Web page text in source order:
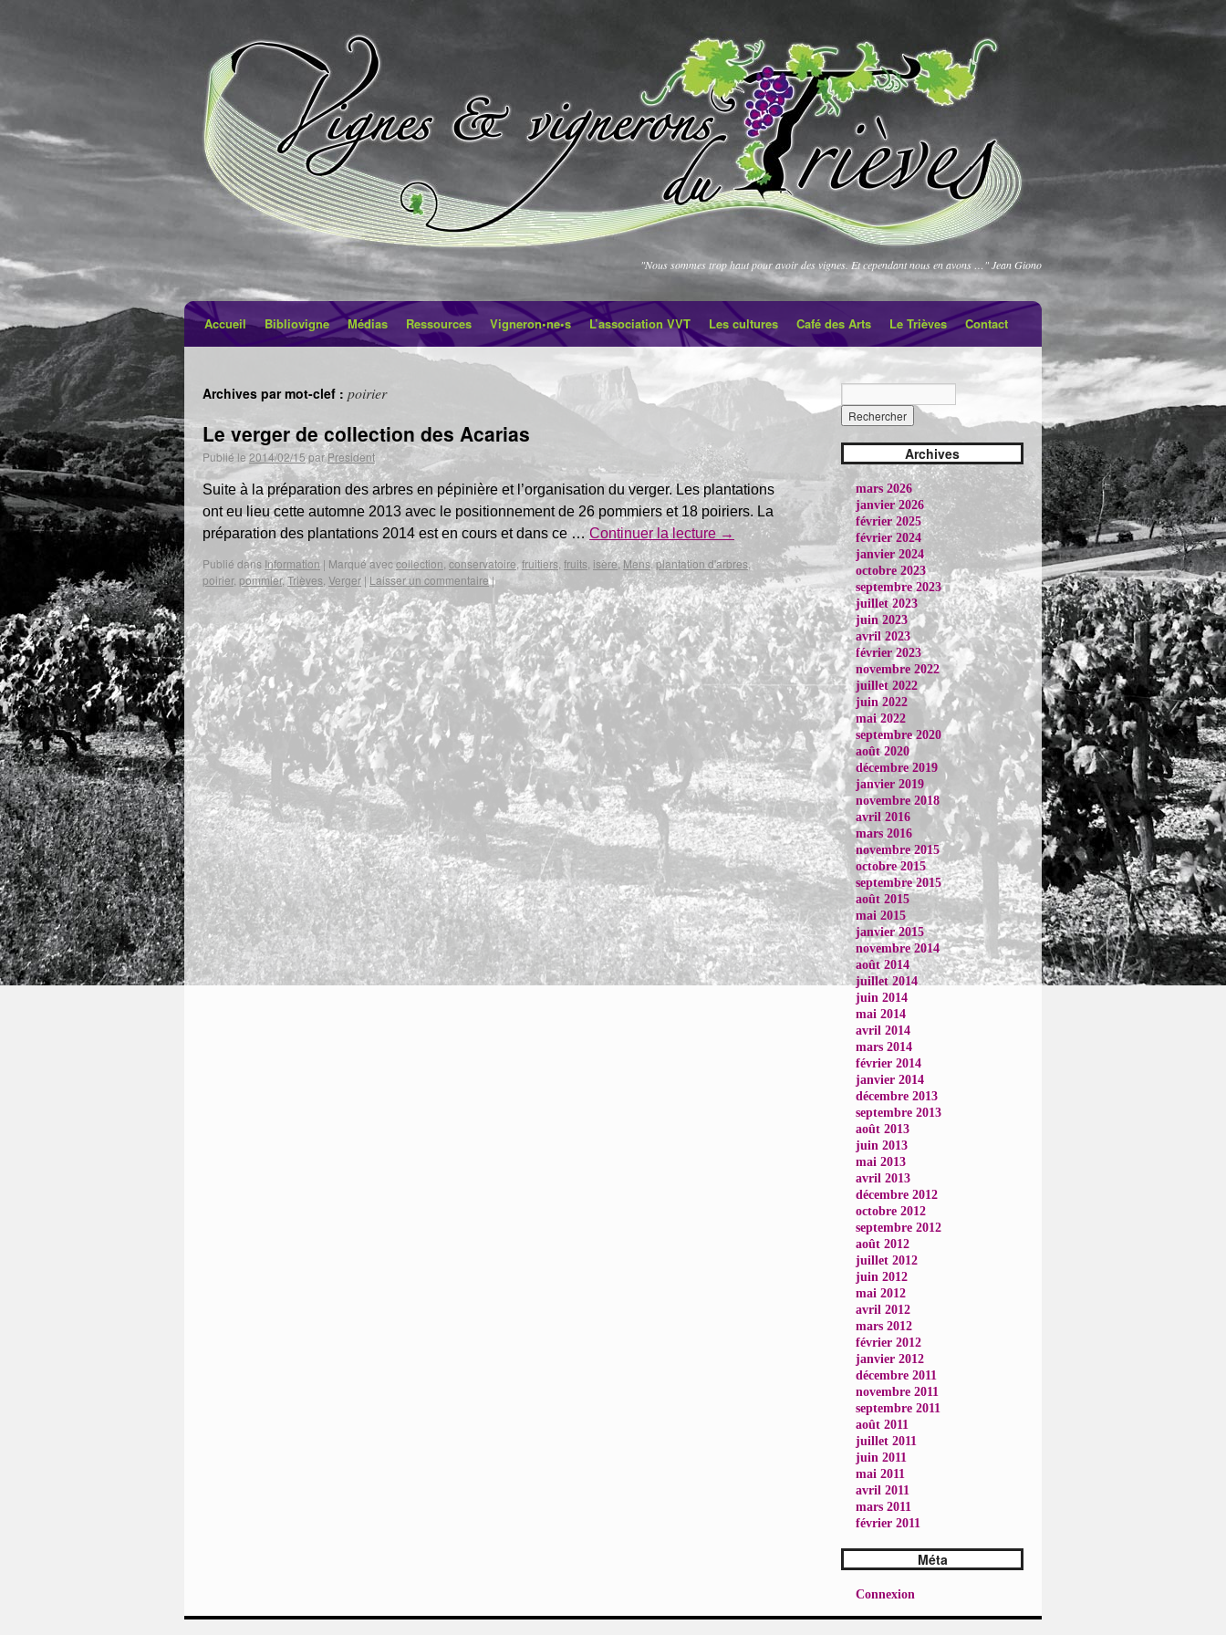
"Nous sommes trop haut pour avoir des vignes. Et cependant nous en avons …" Jean Giono
Accueil Bibliovigne Médias Ressources Vigneron•ne•s L’association VVT Les cultures Café des Arts Le Trièves Contact
Archives par mot-clef : poirier
Le verger de collection des Acarias
Publié le 2014/02/15parPresident
Suite à la préparation des arbres en pépinière et l’organisation du verger. Les plantations
ont eu lieu cette automne 2013 avec le positionnement de 26 pommiers et 18 poiriers. La
préparation des plantations 2014 est en cours et dans ce …Continuer la lecture →
Publié dans Information | Marqué aveccollection,conservatoire fruitiers, fruits isère,Mens,plantation d'arbres,
poirier, pommier,Trièves Verger | Laisser un commentaire |
Archives
mars 2026
janvier 2026
février 2025
février 2024
janvier 2024
octobre 2023
septembre 2023
juillet 2023
juin 2023
avril 2023
février 2023
novembre 2022
juillet 2022
juin 2022
mai 2022
septembre 2020
août 2020
décembre 2019
janvier 2019
novembre 2018
avril 2016
mars 2016
novembre 2015
octobre 2015
septembre 2015
août 2015
mai 2015
janvier 2015
novembre 2014
août 2014
juillet 2014
juin 2014
mai 2014
avril 2014
mars 2014
février 2014
janvier 2014
décembre 2013
septembre 2013
août 2013
juin 2013
mai 2013
avril 2013
décembre 2012
octobre 2012
septembre 2012
août 2012
juillet 2012
juin 2012
mai 2012
avril 2012
mars 2012
février 2012
janvier 2012
décembre 2011
novembre 2011
septembre 2011
août 2011
juillet 2011
juin 2011
mai 2011
avril 2011
mars 2011
février 2011
Méta
Connexion